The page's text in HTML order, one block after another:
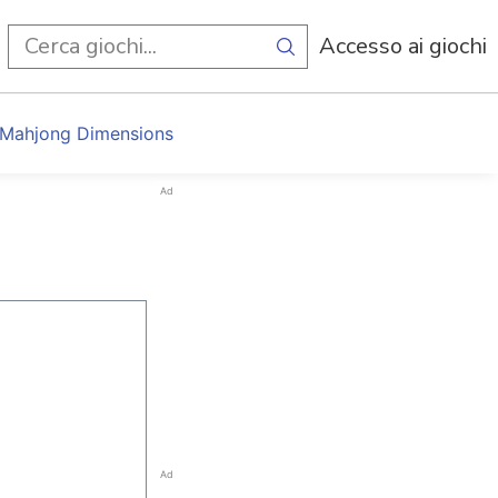
Accesso ai giochi
Dimensions
Ad
Ad